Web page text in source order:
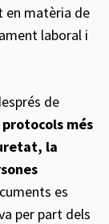
en matèria de
laboral i
de
més
la
es
per part dels